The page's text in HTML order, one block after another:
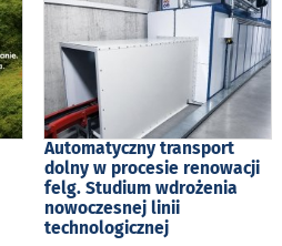
Automatyczny transport
dolny w procesie renowacji
felg. Studium wdrożenia
nowoczesnej linii
technologicznej